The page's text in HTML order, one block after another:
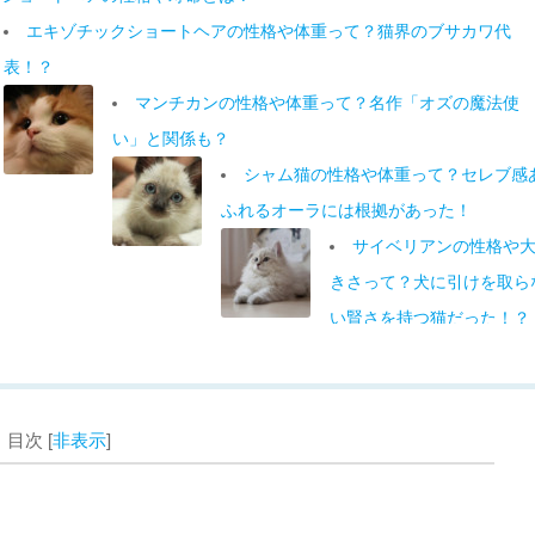
エキゾチックショートヘアの性格や体重って？猫界のブサカワ代
表！？
マンチカンの性格や体重って？名作「オズの魔法使
い」と関係も？
シャム猫の性格や体重って？セレブ感
ふれるオーラには根拠があった！
サイベリアンの性格や大
きさって？犬に引けを取ら
い賢さを持つ猫だった！？
実はあの猫と血縁関係にあった！？
ラガマフィンの性格や体重って？その生い立ちには人の悲しい性
目次 [非表示]